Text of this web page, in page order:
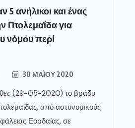
5 ανήλικοι και ένας
Πτολεμαΐδα για
νόμου περί
30 ΜΑΪ́ΟΥ 2020
(29-05-2020) το βράδυ
από αστυνομικούς
Εορδαίας, σε